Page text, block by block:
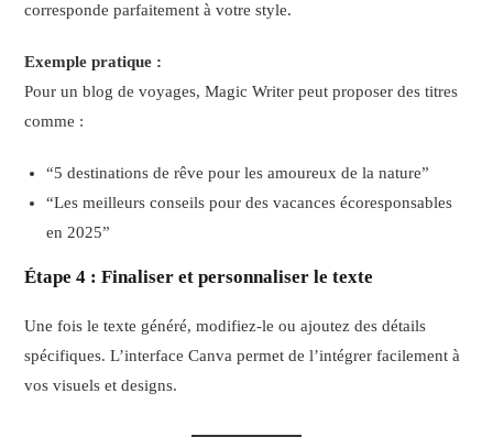
corresponde parfaitement à votre style.
Exemple pratique :
Pour un blog de voyages, Magic Writer peut proposer des titres
comme :
“5 destinations de rêve pour les amoureux de la nature”
“Les meilleurs conseils pour des vacances écoresponsables
en 2025”
Étape 4 : Finaliser et personnaliser le texte
Une fois le texte généré, modifiez-le ou ajoutez des détails
spécifiques. L’interface Canva permet de l’intégrer facilement à
vos visuels et designs.